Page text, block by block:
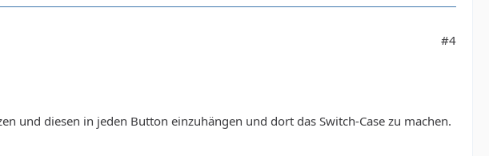
#4
und diesen in jeden Button einzuhängen und dort das Switch-Case zu machen.